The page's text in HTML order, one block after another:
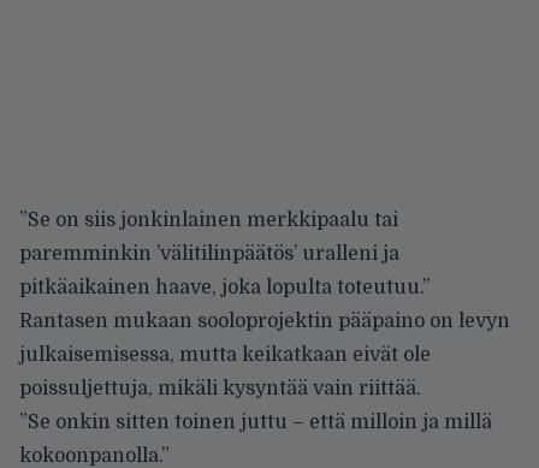
”Se on siis jonkinlainen merkkipaalu tai
paremminkin ’välitilinpäätös’ uralleni ja
pitkäaikainen haave, joka lopulta toteutuu.”
Rantasen mukaan sooloprojektin pääpaino on levyn
julkaisemisessa, mutta keikatkaan eivät ole
poissuljettuja, mikäli kysyntää vain riittää.
”Se onkin sitten toinen juttu – että milloin ja millä
kokoonpanolla.”